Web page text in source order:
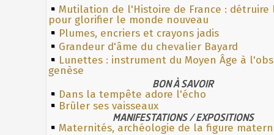
Mutilation de l'Histoire de France : détruire
pour glorifier le monde nouveau
Plumes, encriers et crayons jadis
Grandeur d'âme du chevalier Bayard
Lunettes : instrument du Moyen Âge à
genèse
BON À SAVOIR
Dans la tempête adore l'écho
Brûler ses vaisseaux
MANIFESTATIONS / EXPOSITIONS
Maternités, archéologie de la figure